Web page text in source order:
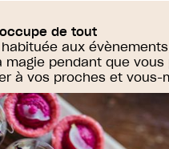
de tout
aux
magie pendant que vous
à vos proches et vous-